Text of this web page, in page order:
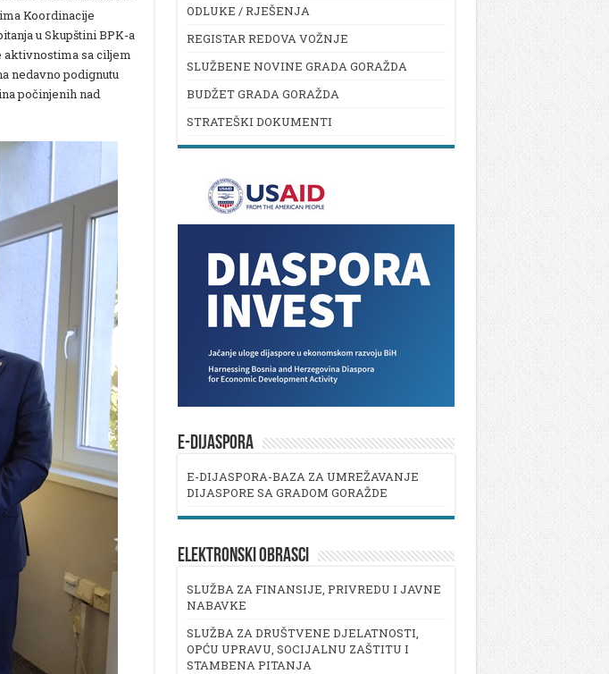
Koordinacije
u Skupštini BPK-a
aktivnostima sa ciljem
nedavno podignutu
počinjenih nad
ODLUKE / RJEŠENJA
REGISTAR REDOVA VOŽNJE
SLUŽBENE NOVINE GRADA GORAŽDA
BUDŽET GRADA GORAŽDA
STRATEŠKI DOKUMENTI
E-DIJASPORA
E-DIJASPORA-BAZA ZA UMREŽAVANJE
DIJASPORE SA GRADOM GORAŽDE
ELEKTRONSKI OBRASCI
SLUŽBA ZA FINANSIJE, PRIVREDU I JAVNE
NABAVKE
SLUŽBA ZA DRUŠTVENE DJELATNOSTI,
OPĆU UPRAVU, SOCIJALNU ZAŠTITU I
STAMBENA PITANJA